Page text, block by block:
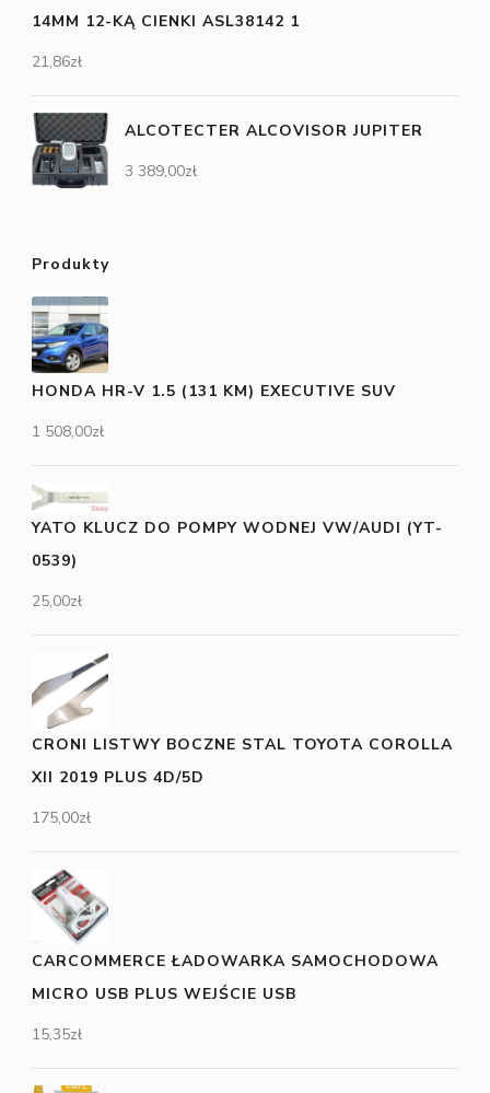
14MM 12-KĄ CIENKI ASL38142 1
21,86zł
ALCOTECTER ALCOVISOR JUPITER
3 389,00zł
Produkty
HONDA HR-V 1.5 (131 KM) EXECUTIVE SUV
1 508,00zł
YATO KLUCZ DO POMPY WODNEJ VW/AUDI (YT-
0539)
25,00zł
CRONI LISTWY BOCZNE STAL TOYOTA COROLLA
XII 2019 PLUS 4D/5D
175,00zł
CARCOMMERCE ŁADOWARKA SAMOCHODOWA
MICRO USB PLUS WEJŚCIE USB
15,35zł